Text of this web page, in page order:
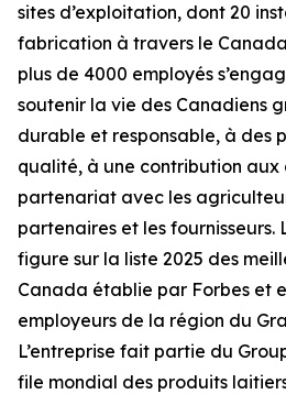
sites d’exploitation, dont 20
fabrication à travers le
plus de 4000 employés
soutenir la vie des Canadiens
durable et responsable, à des
qualité, à une contribution aux
partenariat avec les
partenaires et les
figure sur la liste 2025 des
Canada établie par Forbes et
employeurs de la région du
L’entreprise fait partie du
file mondial des produits